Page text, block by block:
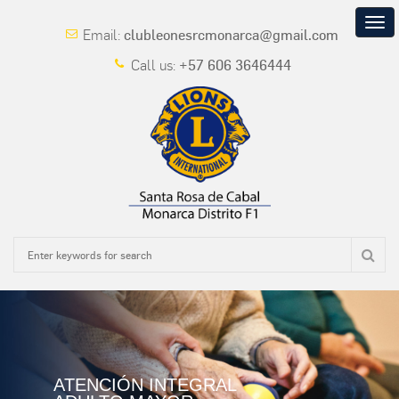
Email: clubleonesrcmonarca@gmail.com
Call us: +57 606 3646444
ATENCIÓN INTEGRAL